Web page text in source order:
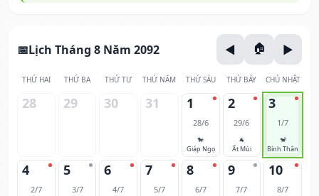
Lịch Tháng 8 Năm 2092
THỨ HAI THỨ BA THỨ TƯ THỨ NĂM THỨ SÁU THỨ BẢY CHỦ NHẬT
28 29 30 31 1
28/6
🐎
Giáp Ngọ
2
29/6
🐐
Ất Mùi
3
1/7
🐒
Bính Thân
4
2/7
5
3/7
6
4/7
7
5/7
8
6/7
9
7/7
10
8/7